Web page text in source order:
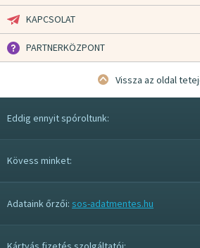
KAPCSOLAT
PARTNERKÖZPONT
Vissza az oldal
Eddig ennyit spóroltunk:
Kövess minket:
Adataink őrzői: sos-adatmentes.hu